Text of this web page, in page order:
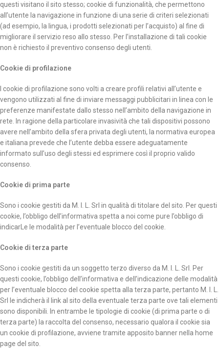
questi visitano il sito stesso; cookie di funzionalità, che permettono
all’utente la navigazione in funzione di una serie di criteri selezionati
(ad esempio, la lingua, i prodotti selezionati per l’acquisto) al fine di
migliorare il servizio reso allo stesso. Per l’installazione di tali cookie
non è richiesto il preventivo consenso degli utenti.
Cookie di profilazione
I cookie di profilazione sono volti a creare profili relativi all’utente e
vengono utilizzati al fine di inviare messaggi pubblicitari in linea con le
preferenze manifestate dallo stesso nell’ambito della navigazione in
rete. In ragione della particolare invasività che tali dispositivi possono
avere nell’ambito della sfera privata degli utenti, la normativa europea
e italiana prevede che l’utente debba essere adeguatamente
informato sull’uso degli stessi ed esprimere così il proprio valido
consenso.
Cookie di prima parte
Sono i cookie gestiti da M. I. L. Srl in qualità di titolare del sito. Per questi
cookie, l’obbligo dell’informativa spetta a noi come pure l’obbligo di
indicarLe le modalità per l’eventuale blocco del cookie.
Cookie di terza parte
Sono i cookie gestiti da un soggetto terzo diverso da M. I. L. Srl. Per
questi cookie, l’obbligo dell’informativa e dell’indicazione delle modalità
per l’eventuale blocco del cookie spetta alla terza parte, pertanto M. I. L.
Srl le indicherà il link al sito della eventuale terza parte ove tali elementi
sono disponibili. In entrambe le tipologie di cookie (di prima parte o di
terza parte) la raccolta del consenso, necessario qualora il cookie sia
un cookie di profilazione, avviene tramite apposito banner nella home
page del sito.